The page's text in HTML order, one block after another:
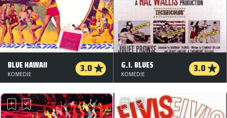
BLUE HAWAII 3.0
KOMEDIE
G.I. BLUES 3.0
KOMEDIE